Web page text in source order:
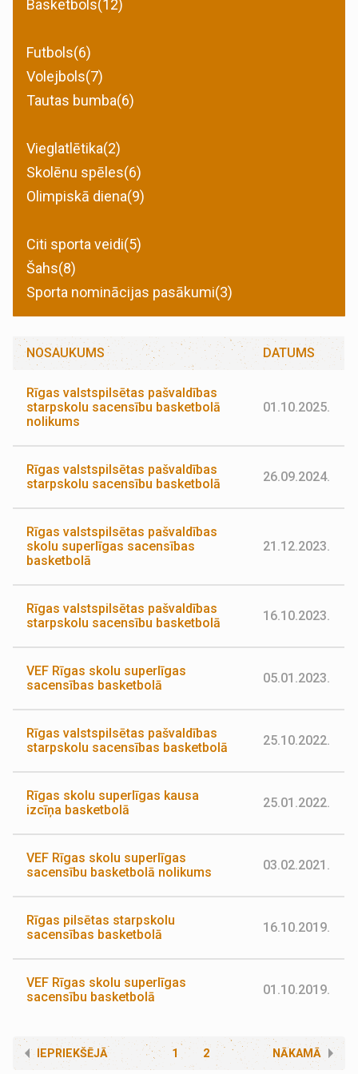
Basketbols(12)
Futbols(6)
Volejbols(7)
Tautas bumba(6)
Vieglatlētika(2)
Skolēnu spēles(6)
Olimpiskā diena(9)
Citi sporta veidi(5)
Šahs(8)
Sporta nominācijas pasākumi(3)
NOSAUKUMS DATUMS
Rīgas valstspilsētas pašvaldības
starpskolu sacensību basketbolā
nolikums
01.10.2025.
Rīgas valstspilsētas pašvaldības
starpskolu sacensību basketbolā
26.09.2024.
Rīgas valstspilsētas pašvaldības
skolu superlīgas sacensības
basketbolā
21.12.2023.
Rīgas valstspilsētas pašvaldības
starpskolu sacensību basketbolā
16.10.2023.
VEF Rīgas skolu superlīgas
sacensības basketbolā
05.01.2023.
Rīgas valstspilsētas pašvaldības
starpskolu sacensības basketbolā
25.10.2022.
Rīgas skolu superlīgas kausa
izcīņa basketbolā
25.01.2022.
VEF Rīgas skolu superlīgas
sacensību basketbolā nolikums
03.02.2021.
Rīgas pilsētas starpskolu
sacensības basketbolā
16.10.2019.
VEF Rīgas skolu superlīgas
sacensību basketbolā
01.10.2019.
IEPRIEKŠĒJĀ 1 2 NĀKAMĀ